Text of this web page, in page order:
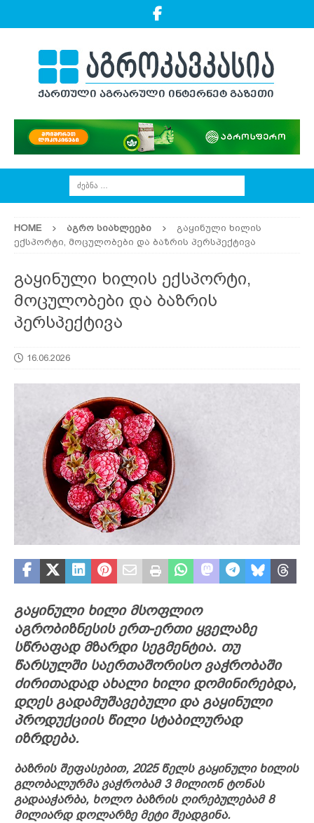
HOME ᲐᲒᲠᲝ ᲡᲘᲐᲮᲚᲔᲔᲑᲘ
გაყინული ხილის
ექსპორტი, მოცულობები და ბაზრის პერსპექტივა
გაყინული ხილის ექსპორტი,
მოცულობები და ბაზრის
პერსპექტივა
16.06.2026
გაყინული ხილი მსოფლიო
აგრობიზნესის ერთ-ერთი ყველაზე
სწრაფად მზარდი სეგმენტია. თუ
წარსულში საერთაშორისო ვაჭრობაში
ძირითადად ახალი ხილი დომინირებდა,
დღეს გადამუშავებული და გაყინული
პროდუქციის წილი სტაბილურად
იზრდება.
ბაზრის შეფასებით, 2025 წელს გაყინული ხილის
გლობალურმა ვაჭრობამ 3 მილიონ ტონას
გადააჭარბა, ხოლო ბაზრის ღირებულებამ 8
მილიარდ დოლარზე მეტი შეადგინა.